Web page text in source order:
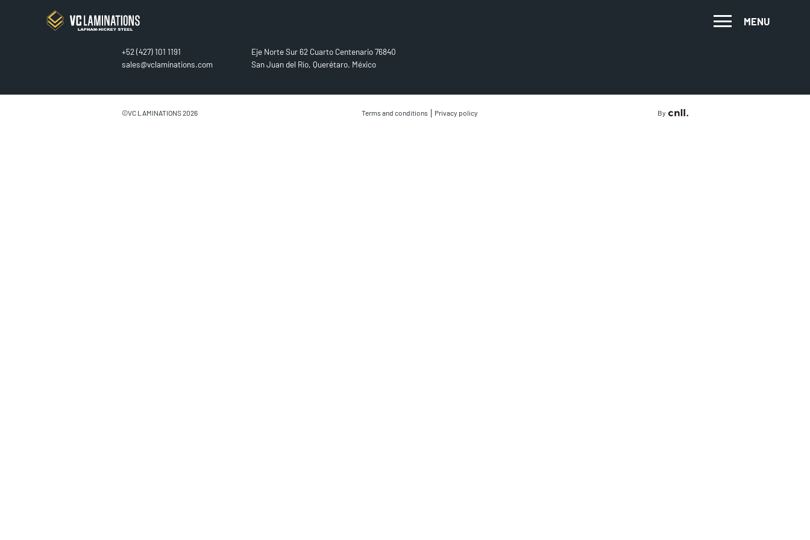
MENU
CONTACT
+52 (427) 101 1191
sales@vclaminations.com
Eje Norte Sur 62 Cuarto Centenario 76840
San Juan del Río, Querétaro. México
©VC LAMINATIONS 2026 Terms and conditions | Privacy policy By